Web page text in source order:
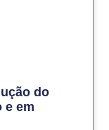
do
e em